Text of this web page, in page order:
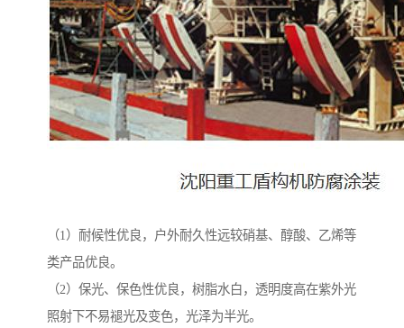
（1）耐候性优良，户外耐久性远较硝基、醇酸、乙烯等
类产品优良。
（2）保光、保色性优良，树脂水白，透明度高在紫外光
照射下不易褪光及变色，光泽为半光。